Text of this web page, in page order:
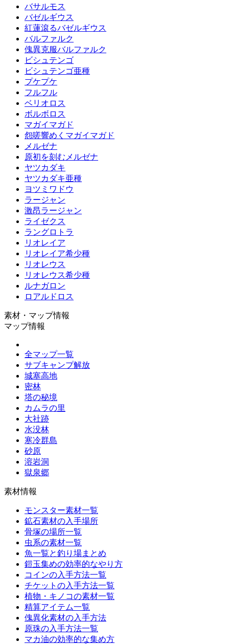
バサルモス
バゼルギウス
紅蓮滾るバゼルギウス
バルファルク
傀異克服バルファルク
ビシュテンゴ
ビシュテンゴ亜種
プケプケ
フルフル
ベリオロス
ボルボロス
マガイマガド
怨嗟響めくマガイマガド
メルゼナ
原初を刻むメルゼナ
ヤツカダキ
ヤツカダキ亜種
ヨツミワドウ
ラージャン
激昂ラージャン
ライゼクス
ラングロトラ
リオレイア
リオレイア希少種
リオレウス
リオレウス希少種
ルナガロン
ロアルドロス
素材・マップ情報
マップ情報
全マップ一覧
サブキャンプ解放
城塞高地
密林
塔の秘境
カムラの里
大社跡
水没林
寒冷群島
砂原
溶岩洞
獄泉郷
素材情報
モンスター素材一覧
鉱石素材の入手場所
骨塚の場所一覧
虫系の素材一覧
魚一覧と釣り場まとめ
鎧玉集めの効率的なやり方
コインの入手方法一覧
チケットの入手方法一覧
植物・キノコの素材一覧
精算アイテム一覧
傀異化素材の入手方法
原珠の入手方法一覧
マカ油の効率的な集め方